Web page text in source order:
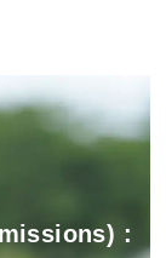
: